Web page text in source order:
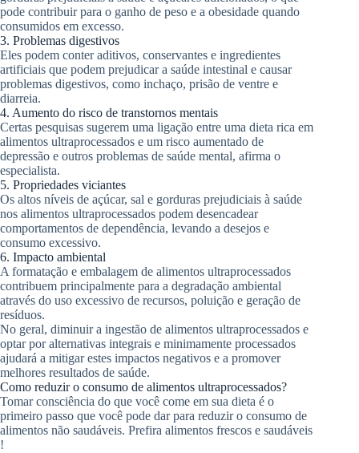
pode contribuir para o ganho de peso e a obesidade quando
consumidos em excesso.
3. Problemas digestivos
Eles podem conter aditivos, conservantes e ingredientes
artificiais que podem prejudicar a saúde intestinal e causar
problemas digestivos, como inchaço, prisão de ventre e
diarreia.
4. Aumento do risco de transtornos mentais
Certas pesquisas sugerem uma ligação entre uma dieta rica em
alimentos ultraprocessados ​​e um risco aumentado de
depressão e outros problemas de saúde mental, afirma o
especialista.
5. Propriedades viciantes
Os altos níveis de açúcar, sal e gorduras prejudiciais à saúde
nos alimentos ultraprocessados ​​podem desencadear
comportamentos de dependência, levando a desejos e
consumo excessivo.
6. Impacto ambiental
A formatação e embalagem de alimentos ultraprocessados ​​
contribuem principalmente para a degradação ambiental
através do uso excessivo de recursos, poluição e geração de
resíduos.
No geral, diminuir a ingestão de alimentos ultraprocessados ​​e
optar por alternativas integrais e minimamente processados ​​
ajudará a mitigar estes impactos negativos e a promover
melhores resultados de saúde.
Como reduzir o consumo de alimentos ultraprocessados?
Tomar consciência do que você come em sua dieta é o
primeiro passo que você pode dar para reduzir o consumo de
alimentos não saudáveis. Prefira alimentos frescos e saudáveis
!